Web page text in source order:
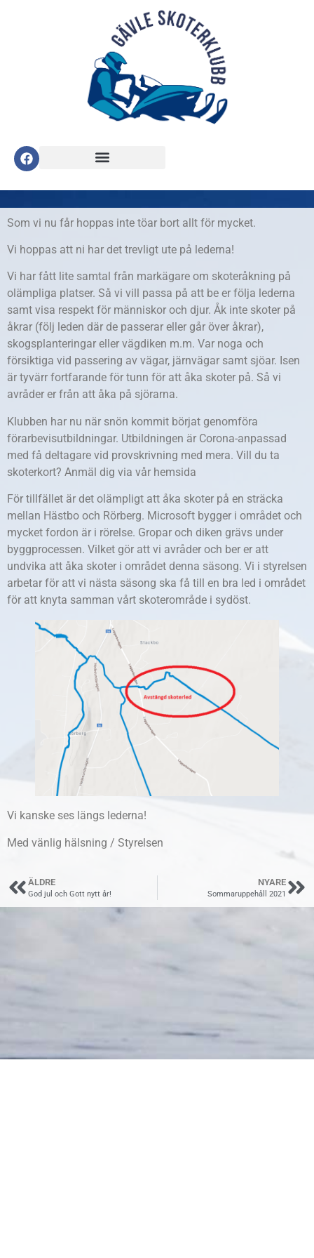
Som vi nu får hoppas inte töar bort allt för mycket.
Vi hoppas att ni har det trevligt ute på lederna!
Vi har fått lite samtal från markägare om skoteråkning på
olämpliga platser. Så vi vill passa på att be er följa lederna
samt visa respekt för människor och djur. Åk inte skoter på
åkrar (följ leden där de passerar eller går över åkrar),
skogsplanteringar eller vägdiken m.m. Var noga och
försiktiga vid passering av vägar, järnvägar samt sjöar. Isen
är tyvärr fortfarande för tunn för att åka skoter på. Så vi
avråder er från att åka på sjörarna.
Klubben har nu när snön kommit börjat genomföra
förarbevisutbildningar. Utbildningen är Corona-anpassad
med få deltagare vid provskrivning med mera. Vill du ta
skoterkort? Anmäl dig via vår hemsida
För tillfället är det olämpligt att åka skoter på en sträcka
mellan Hästbo och Rörberg. Microsoft bygger i området och
mycket fordon är i rörelse. Gropar och diken grävs under
byggprocessen. Vilket gör att vi avråder och ber er att
undvika att åka skoter i området denna säsong. Vi i styrelsen
arbetar för att vi nästa säsong ska få till en bra led i området
för att knyta samman vårt skoterområde i sydöst.
Vi kanske ses längs lederna!
Med vänlig hälsning / Styrelsen
ÄLDRE
God jul och Gott nytt år!
NYARE
Sommaruppehåll 2021